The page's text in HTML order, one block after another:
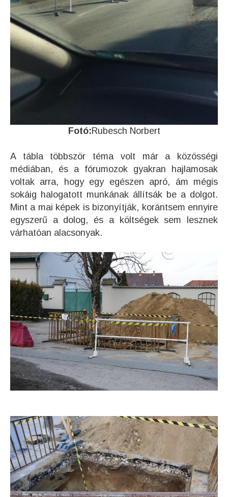
Fotó:Rubesch Norbert
A tábla többször téma volt már a közösségi
médiában, és a fórumozok gyakran hajlamosak
voltak arra, hogy egy egészen apró, ám mégis
sokáig halogatott munkának állítsák be a dolgot.
Mint a mai képek is bizonyítják, korántsem ennyire
egyszerű a dolog, és a költségek sem lesznek
várhatóan alacsonyak.